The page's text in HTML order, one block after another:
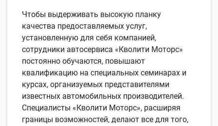
Чтобы выдерживать высокую планку
качества предоставляемых услуг,
установленную для себя компанией,
сотрудники автосервиса «Кволити Моторс»
постоянно обучаются, повышают
квалификацию на специальных семинарах и
курсах, организуемых представителями
известных автомобильных производителей.
Специалисты «Кволити Моторс», расширяя
границы возможностей, делают все для того,